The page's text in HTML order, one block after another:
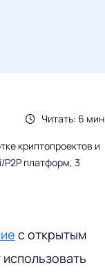
Читать: 6 мин
криптопроектов и
P2P платформ, 3
с открытым